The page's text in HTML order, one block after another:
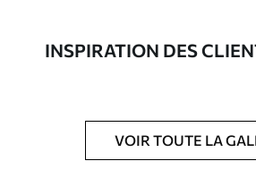
Finition Semi-mate
Vernis protecteur
INSPIRATION DES
VOIR TOUTE LA